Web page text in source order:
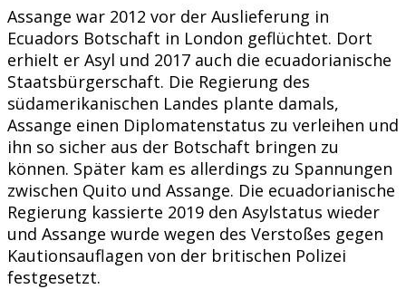
Assange war 2012 vor der Auslieferung in
Ecuadors Botschaft in London geflüchtet. Dort
erhielt er Asyl und 2017 auch die ecuadorianische
Staatsbürgerschaft. Die Regierung des
südamerikanischen Landes plante damals,
Assange einen Diplomatenstatus zu verleihen und
ihn so sicher aus der Botschaft bringen zu
können. Später kam es allerdings zu Spannungen
zwischen Quito und Assange. Die ecuadorianische
Regierung kassierte 2019 den Asylstatus wieder
und Assange wurde wegen des Verstoßes gegen
Kautionsauflagen von der britischen Polizei
festgesetzt.